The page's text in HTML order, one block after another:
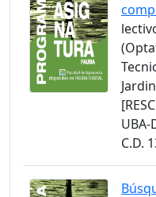
UBA-
C.D.